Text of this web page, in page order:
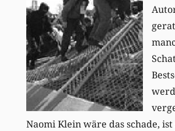
Naomi Klein wäre das schade,